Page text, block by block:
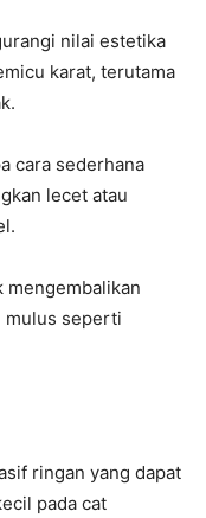
nilai estetika
karat, terutama
cara sederhana
lecet atau
mengembalikan
mulus seperti
ringan yang dapat
pada cat